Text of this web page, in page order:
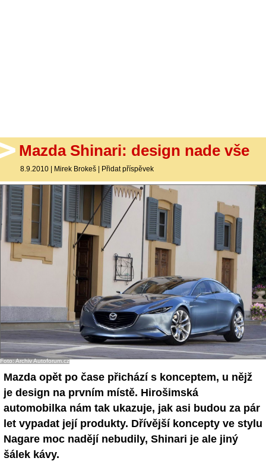
Mazda Shinari: design nade vše
8.9.2010 | Mirek Brokeš | Přidat příspěvek
Foto: Archiv Autoforum.cz
Mazda opět po čase přichází s konceptem, u nějž
je design na prvním místě. Hirošimská
automobilka nám tak ukazuje, jak asi budou za pár
let vypadat její produkty. Dřívější koncepty ve stylu
Nagare moc nadějí nebudily, Shinari je ale jiný
šálek kávy.